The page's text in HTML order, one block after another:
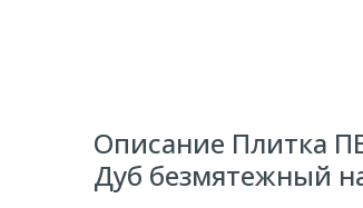
Описание Плитка
Дуб безмятежный